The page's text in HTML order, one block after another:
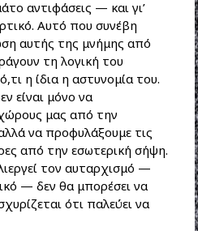
αντιφάσεις — και γι’
Αυτό που συνέβη
αυτής της μνήμης από
τη λογική του
η ίδια η αστυνομία του.
είναι μόνο να
μας από την
να προφυλάξουμε τις
από την εσωτερική σήψη.
τον αυταρχισμό —
— δεν θα μπορέσει να
ότι παλεύει να